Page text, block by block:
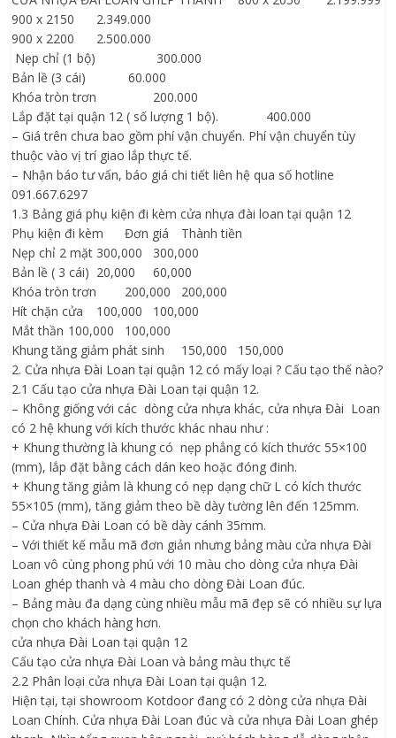
900 x 2150
2.349.000
900 x 2200
2.500.000
Nẹp chỉ (1 bộ)
300.000
Bản lề (3 cái)
60.000
Khóa tròn trơn
200.000
Lắp đặt tại quận 12 ( số lượng 1 bộ).
400.000
– Giá trên chưa bao gồm phí vận chuyển. Phí vận chuyển tùy
thuộc vào vị trí giao lắp thực tế.
– Nhận báo tư vấn, báo giá chi tiết liên hệ qua số hotline
091.667.6297
1.3 Bảng giá phụ kiện đi kèm cửa nhựa đài loan tại quận 12
Phụ kiện đi kèm
Đơn giá
Thành tiền
Nẹp chỉ 2 mặt 300,000
300,000
Bản lề ( 3 cái) 20,000
60,000
Khóa tròn trơn
200,000
200,000
Hít chặn cửa
100,000
100,000
Mắt thần 100,000
100,000
Khung tăng giảm phát sinh
150,000
150,000
2. Cửa nhựa Đài Loan tại quận 12 có mấy loại ? Cấu tạo thế nào?
2.1 Cấu tạo cửa nhựa Đài Loan tại quận 12.
– Không giống với các dòng cửa nhựa khác, cửa nhựa Đài Loan
có 2 hệ khung với kích thước khác nhau như :
+ Khung thường là khung có nẹp phẳng có kích thước 55×100
(mm), lắp đặt bằng cách dán keo hoặc đóng đinh.
+ Khung tăng giảm là khung có nẹp dạng chữ L có kích thước
55×105 (mm), tăng giảm theo bề dày tường lên đến 125mm.
– Cửa nhựa Đài Loan có bề dày cánh 35mm.
– Với thiết kế mẫu mã đơn giản nhưng bảng màu cửa nhựa Đài
Loan vô cùng phong phú với 10 màu cho dòng cửa nhựa Đài
Loan ghép thanh và 4 màu cho dòng Đài Loan đúc.
– Bảng màu đa dạng cùng nhiều mẫu mã đẹp sẽ có nhiều sự lựa
chọn cho khách hàng hơn.
cửa nhựa Đài Loan tại quận 12
Cấu tạo cửa nhựa Đài Loan và bảng màu thực tế
2.2 Phân loại cửa nhựa Đài Loan tại quận 12.
Hiện tại, tại showroom Kotdoor đang có 2 dòng cửa nhựa Đài
Loan Chính. Cửa nhựa Đài Loan đúc và cửa nhựa Đài Loan ghép